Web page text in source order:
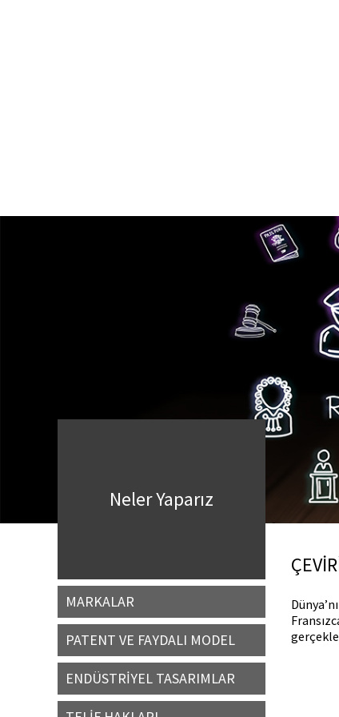
Neler Yaparız
MARKALAR
PATENT VE FAYDALI MODEL
ENDÜSTRİYEL TASARIMLAR